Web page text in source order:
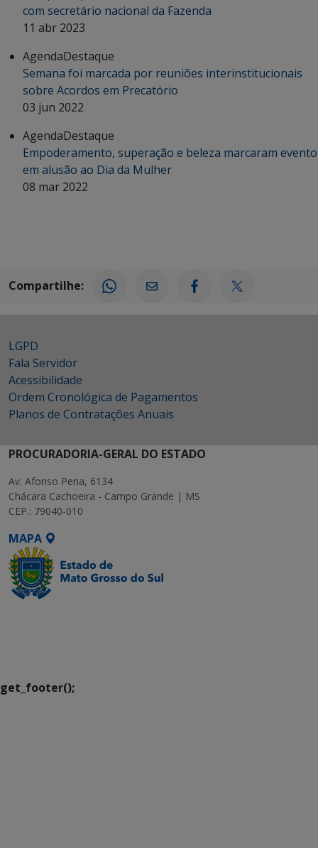
com secretário nacional da Fazenda
11 abr 2023
AgendaDestaque
Semana foi marcada por reuniões interinstitucionais
sobre Acordos em Precatório
03 jun 2022
AgendaDestaque
Empoderamento, superação e beleza marcaram evento
em alusão ao Dia da Mulher
08 mar 2022
Compartilhe:
LGPD
Fala Servidor
Acessibilidade
Ordem Cronológica de Pagamentos
Planos de Contratações Anuais
PROCURADORIA-GERAL DO ESTADO
Av. Afonso Pena, 6134
Chácara Cachoeira - Campo Grande | MS
CEP.: 79040-010
MAPA
get_footer();